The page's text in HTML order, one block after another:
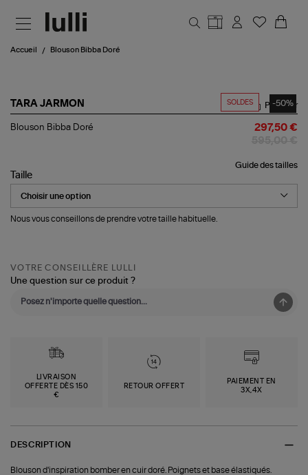
Accueil Blouson Bibba Doré
SOLDES -50%
TARA JARMON
Blouson
Partager
Blouson Bibba Doré 297,50 €
Guide des tailles
Taille
Nous vous conseillons de prendre votre taille habituelle.
VOTRE CONSEILLÈRE LULLI
Une question sur ce produit ?
LIVRAISON
OFFERTE DÈS 150
€
RETOUR OFFERT
PAIEMENT EN
3X,4X
DESCRIPTION
Blouson d'inspiration bomber en cuir doré. Poignets et base élastiqués.